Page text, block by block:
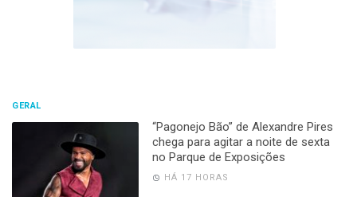
GERAL
“Pagonejo Bão” de Alexandre Pires
chega para agitar a noite de sexta
no Parque de Exposições
HÁ 17 HORAS